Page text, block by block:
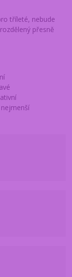
tříleté, nebude
přesně